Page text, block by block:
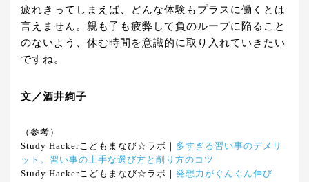
疲れきってしまえば、どんな体験もプラスに働くとは
言えません。親も子も疲弊して負のループに陥ること
のないよう、休む時間を意識的に取り入れていきたい
ですね。
文／酒井絢子
（参考）
Study Hackerこどもまなび☆ラボ｜ 多すぎる習い事のデメリ
ット。習い事の上手な選び方と削り方のコツ
Study Hackerこどもまなび☆ラボ｜ 発想力がぐんぐん伸び